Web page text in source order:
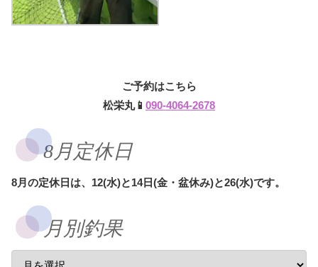
ご予約はこちら
松栄丸📱 090-4064-2678
8月定休日
8月の定休日は、12(水)と14日(金・盆休み)と26(水)です。
月別釣果